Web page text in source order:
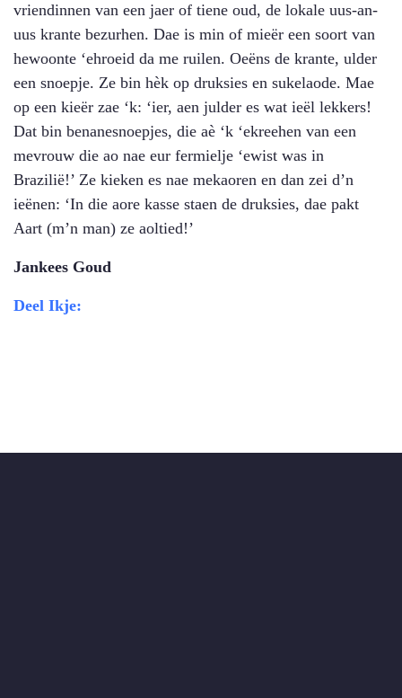
vriendinnen van een jaer of tiene oud, de lokale uus-an-
uus krante bezurhen. Dae is min of mieër een soort van
hewoonte ‘ehroeid da me ruilen. Oeëns de krante, ulder
een snoepje. Ze bin hèk op druksies en sukelaode. Mae
op een kieër zae ‘k: ‘ier, aen julder es wat ieël lekkers!
Dat bin benanesnoepjes, die aè ‘k ‘ekreehen van een
mevrouw die ao nae eur fermielje ‘ewist was in
Brazilië!’ Ze kieken es nae mekaoren en dan zei d’n
ieënen: ‘In die aore kasse staen de druksies, dae pakt
Aart (m’n man) ze aoltied!’
Jankees Goud
Deel Ikje: